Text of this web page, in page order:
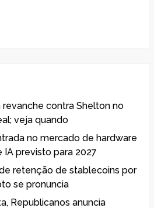
contra Shelton no
veja quando
no mercado de hardware
previsto para 2027
retenção de stablecoins por
se pronuncia
Republicanos anuncia